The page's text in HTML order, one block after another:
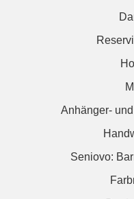
Anhänger-
Seniovo: